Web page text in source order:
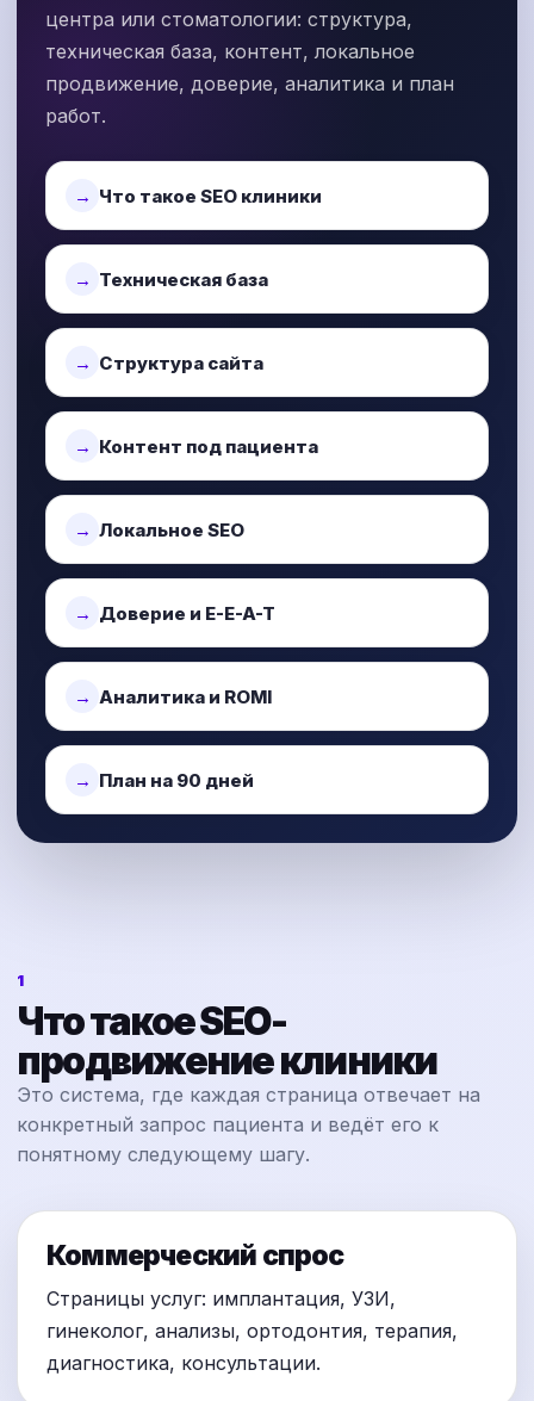
центра или стоматологии: структура,
техническая база, контент, локальное
продвижение, доверие, аналитика и план
работ.
Что такое SEO клиники
Техническая база
Структура сайта
Контент под пациента
Локальное SEO
Доверие и E-E-A-T
Аналитика и ROMI
План на 90 дней
1
Что такое SEO-
продвижение клиники
Это система, где каждая страница отвечает на
конкретный запрос пациента и ведёт его к
понятному следующему шагу.
Коммерческий спрос
Страницы услуг: имплантация, УЗИ,
гинеколог, анализы, ортодонтия, терапия,
диагностика, консультации.